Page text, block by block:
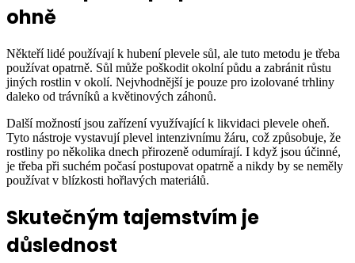
ohně
Někteří lidé používají k hubení plevele sůl, ale tuto metodu je třeba
používat opatrně. Sůl může poškodit okolní půdu a zabránit růstu
jiných rostlin v okolí. Nejvhodnější je pouze pro izolované trhliny
daleko od trávníků a květinových záhonů.
Další možností jsou zařízení využívající k likvidaci plevele oheň.
Tyto nástroje vystavují plevel intenzivnímu žáru, což způsobuje, že
rostliny po několika dnech přirozeně odumírají. I když jsou účinné,
je třeba při suchém počasí postupovat opatrně a nikdy by se neměly
používat v blízkosti hořlavých materiálů.
Skutečným tajemstvím je
důslednost